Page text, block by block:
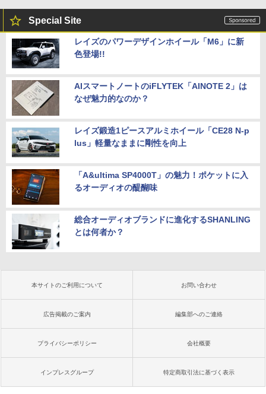
Special Site
レイズのパワーデザインホイール「M6」に新
色登場!!
AIスマートノートのiFLYTEK「AINOTE 2」は
なぜ魅力的なのか？
レイズ鍛造1ピースアルミホイール「CE28 N-p
lus」軽量なままに剛性を向上
「A&ultima SP4000T」の魅力！ポケットに入
るオーディオの醍醐味
総合オーディオブランドに進化するSHANLING
とは何者か？
本サイトのご利用について お問い合わせ
広告掲載のご案内 編集部へのご連絡
プライバシーポリシー 会社概要
インプレスグループ 特定商取引法に基づく表示